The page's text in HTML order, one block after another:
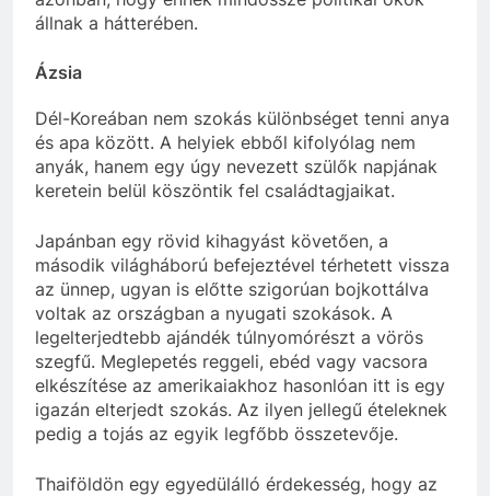
állnak a hátterében.
Ázsia
Dél-Koreában nem szokás különbséget tenni anya
és apa között. A helyiek ebből kifolyólag nem
anyák, hanem egy úgy nevezett szülők napjának
keretein belül köszöntik fel családtagjaikat.
Japánban egy rövid kihagyást követően, a
második világháború befejeztével térhetett vissza
az ünnep, ugyan is előtte szigorúan bojkottálva
voltak az országban a nyugati szokások. A
legelterjedtebb ajándék túlnyomórészt a vörös
szegfű. Meglepetés reggeli, ebéd vagy vacsora
elkészítése az amerikaiakhoz hasonlóan itt is egy
igazán elterjedt szokás. Az ilyen jellegű ételeknek
pedig a tojás az egyik legfőbb összetevője.
Thaiföldön egy egyedülálló érdekesség, hogy az